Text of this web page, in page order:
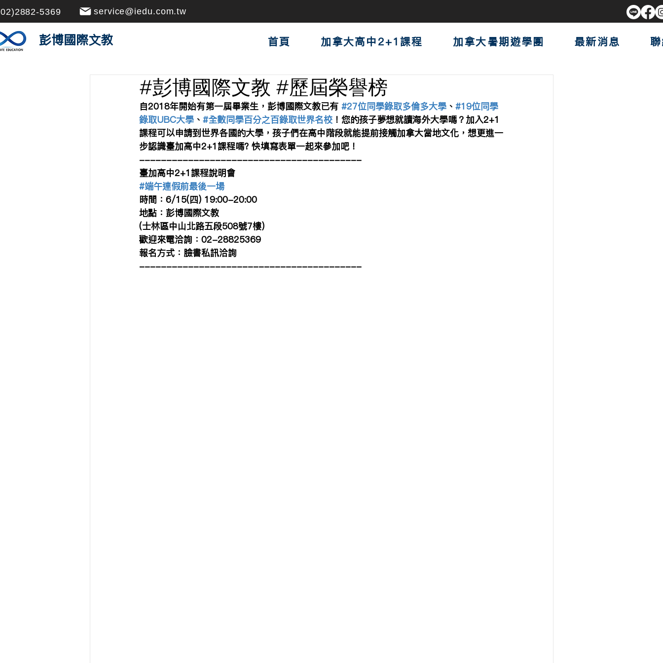
5369 service@iedu.com.tw
​彭博國際文教 首頁 加拿大高中2+1課程 加拿大暑期遊學團 最新消息
#彭博國際文教 #歷屆榮譽榜
自2018年開始有第一屆畢業生，彭博國際文教已有 #27位同學錄取多倫多大學 、 #19位同學
錄取UBC大學 、 #全數同學百分之百錄取世界名校 ！您的孩子夢想就讀海外大學嗎？加入2+1
課程可以申請到世界各國的大學，孩子們在高中階段就能提前接觸加拿大當地文化，想更進一
步認識臺加高中2+1課程嗎? 快填寫表單一起來參加吧！
-----------------------------------------
臺加高中2+1課程說明會
#端午連假前最後一場
時間：6/15(四) 19:00-20:00
地點：彭博國際文教
(士林區中山北路五段508號7樓)
歡迎來電洽詢：02-28825369
報名方式：臉書私訊洽詢
-----------------------------------------